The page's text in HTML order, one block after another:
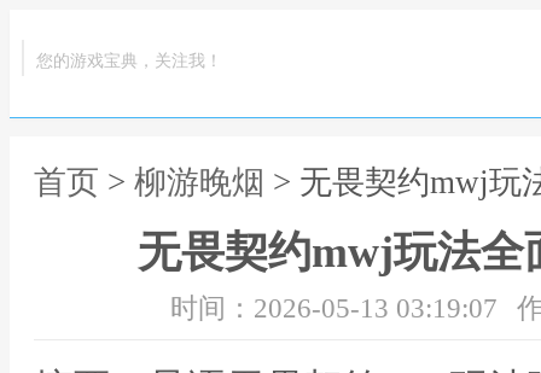
您的游戏宝典，关注我！
首页 > 柳游晚烟 > 无畏契约mwj玩
无畏契约mwj玩法全
时间：2026-05-13 03:19:07